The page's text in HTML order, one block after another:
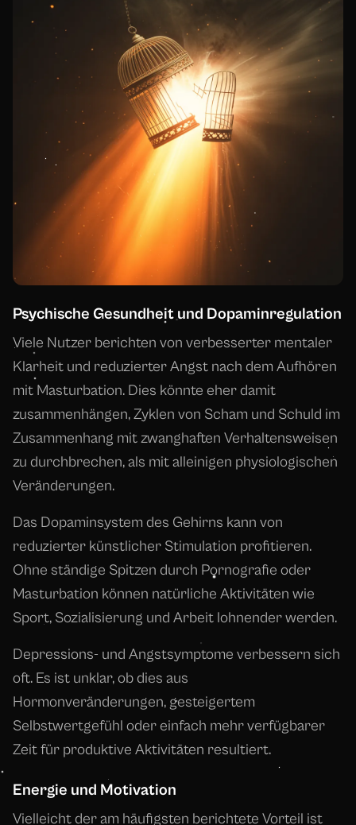
Psychische Gesundheit und Dopaminregulation
Viele Nutzer berichten von verbesserter mentaler
Klarheit und reduzierter Angst nach dem Aufhören
mit Masturbation. Dies könnte eher damit
zusammenhängen, Zyklen von Scham und Schuld im
Zusammenhang mit zwanghaften Verhaltensweisen
zu durchbrechen, als mit alleinigen physiologischen
Veränderungen.
Das Dopaminsystem des Gehirns kann von
reduzierter künstlicher Stimulation profitieren.
Ohne ständige Spitzen durch Pornografie oder
Masturbation können natürliche Aktivitäten wie
Sport, Sozialisierung und Arbeit lohnender werden.
Depressions- und Angstsymptome verbessern sich
oft. Es ist unklar, ob dies aus
Hormonveränderungen, gesteigertem
Selbstwertgefühl oder einfach mehr verfügbarer
Zeit für produktive Aktivitäten resultiert.
Energie und Motivation
Vielleicht der am häufigsten berichtete Vorteil ist